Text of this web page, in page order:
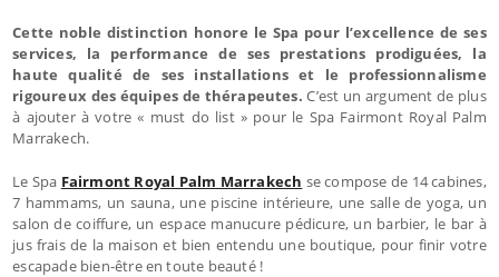
Cette noble distinction honore le Spa pour l’excellence de ses
services, la performance de ses prestations prodiguées, la
haute qualité de ses installations et le professionnalisme
rigoureux des équipes de thérapeutes.C’est un argument de plus
à ajouter à votre « must do list » pour le Spa Fairmont Royal Palm
Marrakech.
Le Spa Fairmont Royal Palm Marrakech se compose de 14 cabines,
7 hammams, un sauna, une piscine intérieure, une salle de yoga, un
salon de coiffure, un espace manucure pédicure, un barbier, le bar à
jus frais de la maison et bien entendu une boutique, pour finir votre
escapade bien-être en toute beauté !